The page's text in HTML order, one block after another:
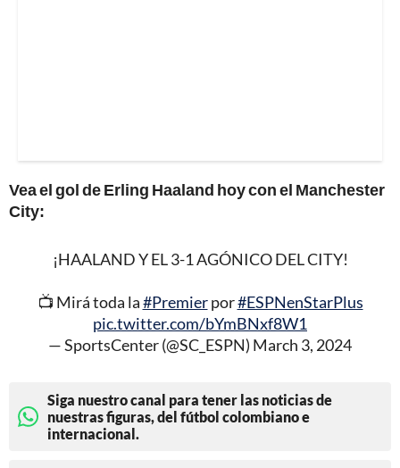
Vea el gol de Erling Haaland hoy con el Manchester
City:
¡HAALAND Y EL 3-1 AGÓNICO DEL CITY!
📺 Mirá toda la#Premierpor#ESPNenStarPlus
pic.twitter.com/bYmBNxf8W1
— SportsCenter (@SC_ESPN) March 3, 2024
Siga nuestro canal para tener las noticias de
nuestras figuras, del fútbol colombiano e
internacional.